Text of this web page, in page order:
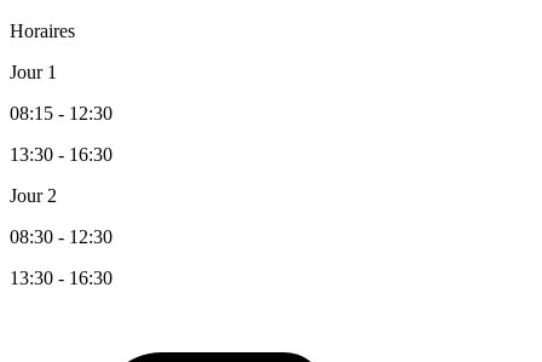
Horaires
Jour 1
08:15 - 12:30
13:30 - 16:30
Jour 2
08:30 - 12:30
13:30 - 16:30